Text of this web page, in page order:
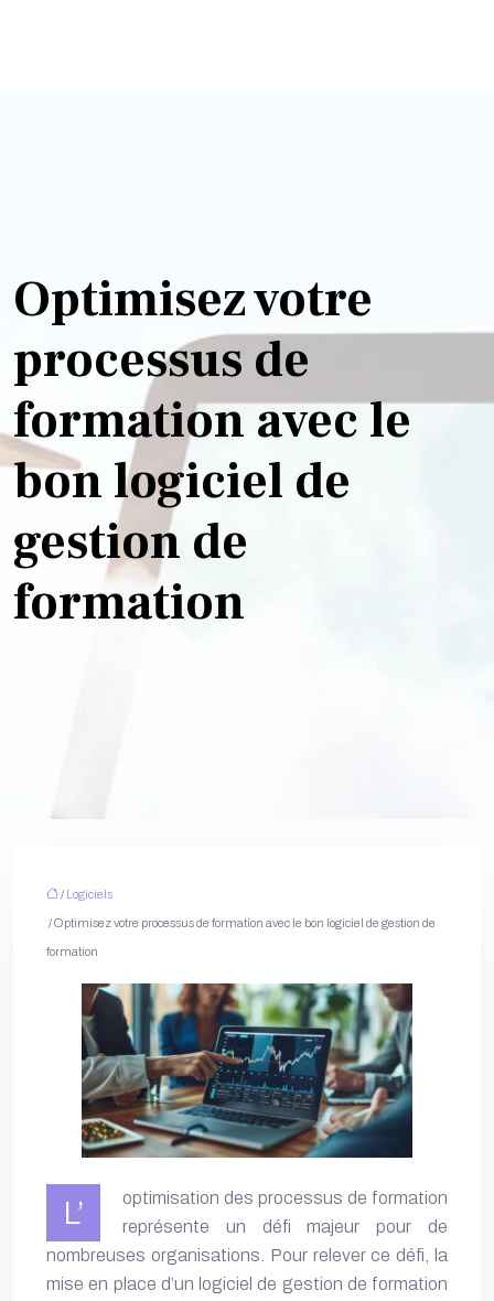
Optimisez votre
processus de
formation avec le
bon logiciel de
gestion de
formation
/ Logiciels
/ Optimisez votre processus de formation avec le bon logiciel de gestion de
formation
L’
optimisation des processus de formation
représente un défi majeur pour de
nombreuses organisations. Pour relever ce défi, la
mise en place d’un logiciel de gestion de formation